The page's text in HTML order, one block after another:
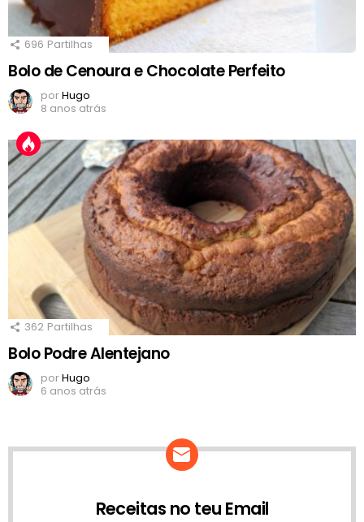
696 Partilhas
Bolo de Cenoura e Chocolate Perfeito
porHugo
8 anos atrás
362 Partilhas
Bolo Podre Alentejano
porHugo
6 anos atrás
Receitas no teu Email